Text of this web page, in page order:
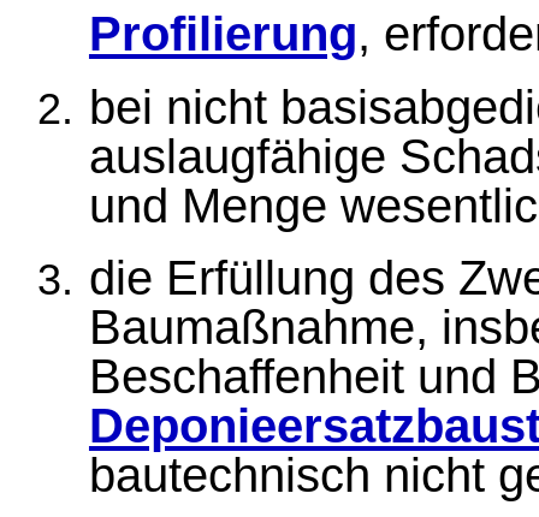
Profilierung,
bei nicht
auslaugfähige
und Menge
die Erfüllung des
Baumaßnahme,
Beschaffenheit und
bautechnisch nicht